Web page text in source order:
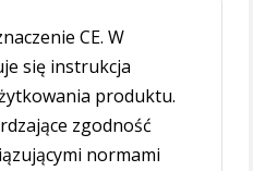
CE. W
się instrukcja
produktu.
zgodność
normami